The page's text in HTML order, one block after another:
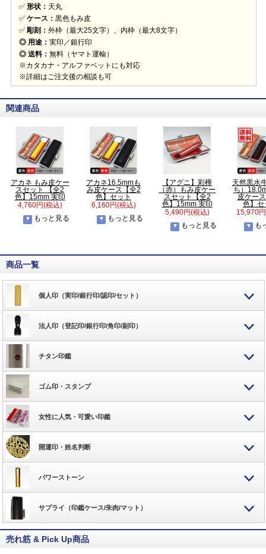
✅ 形状： 天丸
✅ ケース： 黒色もみ皮
✅ 彫刻： 外枠（最大25文字）、内枠（最大8文字）
◎ 用途： 実印／銀行印
◎ 送料： 無料（ヤマト運輸）
※カタカナ・アルファベットにも対応
※詳細はご注文後の相談も可
関連商品
アカネ もみ皮ケー
スセット 【全2
色】15mm 実印
4,760円(税込)
もっと見る
アカネ16.5mmも
み皮ケース【全2
色】セット
6,160円(税込)
もっと見る
【アグニ】彩樺
（赤）もみ皮ケー
スセット【全2
色】15mm 実印
5,490円(税込)
もっと見る
天然黒水
ち）
皮ケー
色】セ
15,970
も
商品一覧
個人印（実印/銀行印/認印/セット）
法人印（登記印/銀行印/角印/副印）
チタン印鑑
ゴム印・スタンプ
女性に人気・可愛い印鑑
開運印・姓名判断
パワーストーン
サプライ（印鑑ケース/朱肉/マット）
売れ筋 & Pick Up商品